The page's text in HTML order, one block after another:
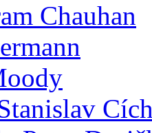
Chauhan